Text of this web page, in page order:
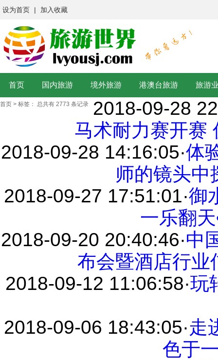
设为首页 | 加入收藏
首页 国内旅游 境外旅游 港澳台旅游 旅游
首页 > 标签： 总共有 2773 条记录
2018-09-28
马术耐力赛开赛
2018-09-28 14:16:05·体
师的镜头中
2018-09-27 17:51:01·御
一乐翻
2018-09-20 20:40:46·中
布会暨酒店行业
2018-09-12 11:06:58·玩
2018-09-06 18:43:05·走
色于